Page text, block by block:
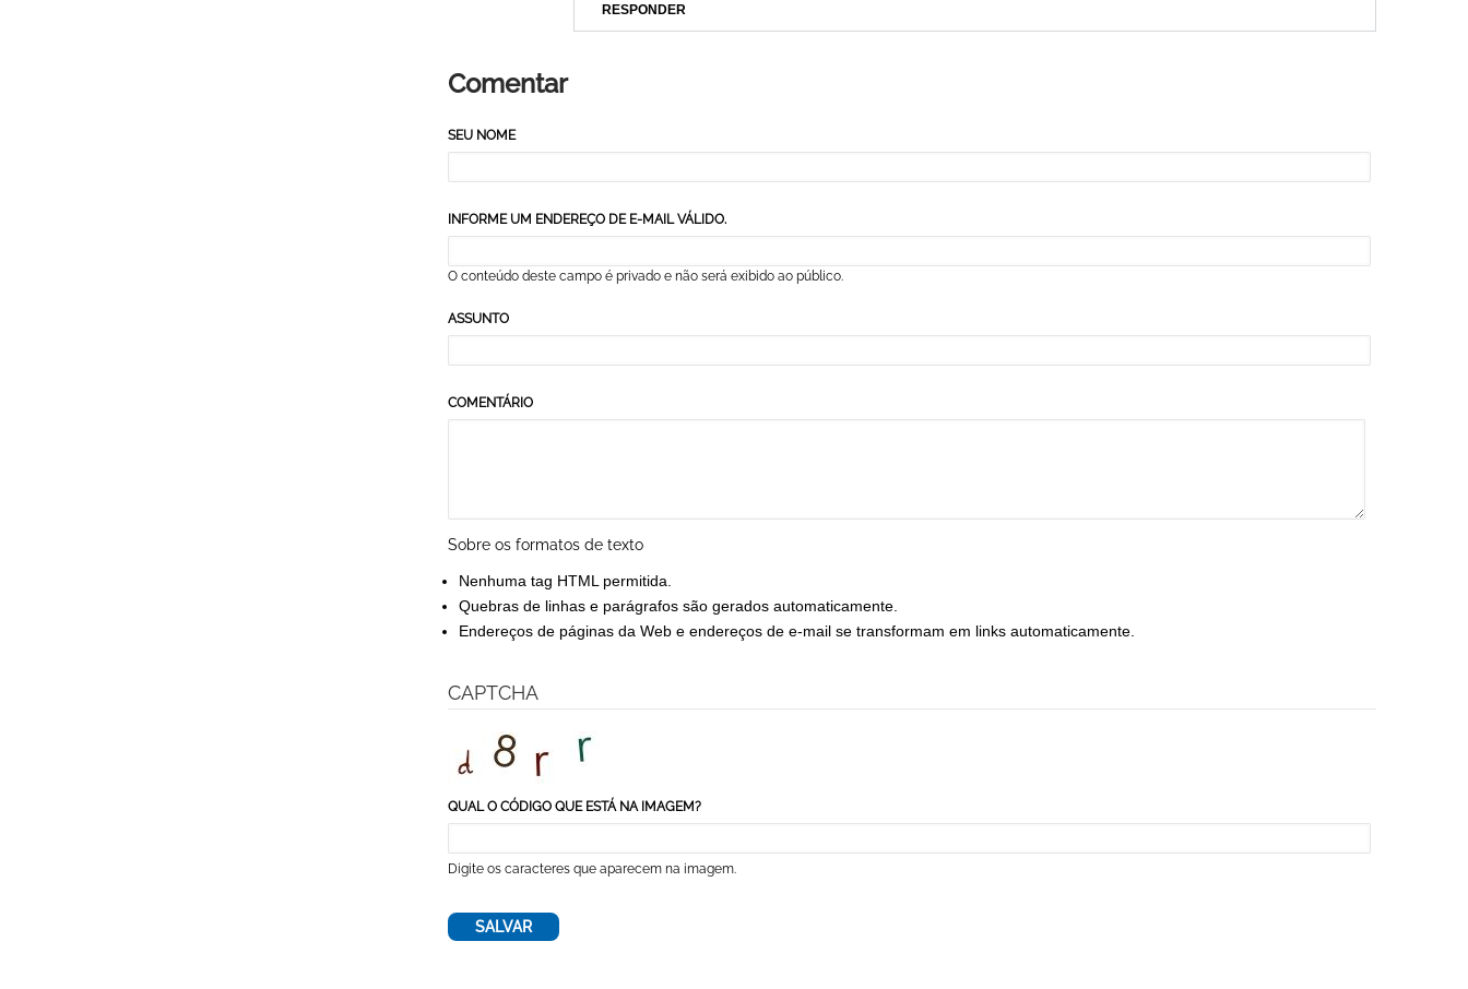
RESPONDER
Comentar
SEU NOME
INFORME UM ENDEREÇO DE E-MAIL VÁLIDO.
O conteúdo deste campo é privado e não será exibido ao público.
ASSUNTO
COMENTÁRIO
Sobre os formatos de texto
Nenhuma tag HTML permitida.
Quebras de linhas e parágrafos são gerados automaticamente.
Endereços de páginas da Web e endereços de e-mail se transformam em links automaticamente.
CAPTCHA
QUAL O CÓDIGO QUE ESTÁ NA IMAGEM?
Digite os caracteres que aparecem na imagem.